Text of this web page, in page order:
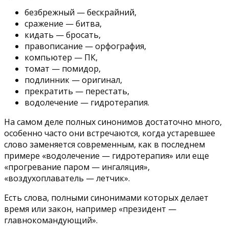
безбрежный — бескрайний,
сражение — битва,
кидать — бросать,
правописание — орфография,
компьютер — ПК,
томат — помидор,
подлинник — оригинал,
прекратить — перестать,
водолечение — гидротерапия.
На самом деле полных синонимов достаточно много,
особенно часто они встречаются, когда устаревшее
слово заменяется современным, как в последнем
примере «водолечение — гидротерапия» или еще
«прогревание паром — ингаляция»,
«воздухоплаватель — летчик».
Есть слова, полными синонимами которых делает
время или закон, например «президент —
главнокомандующий».